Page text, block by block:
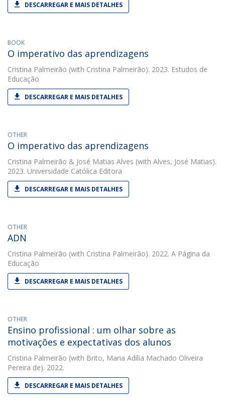
DESCARREGAR E MAIS DETALHES
BOOK
O imperativo das aprendizagens
Cristina Palmeirão (with Cristina Palmeirão). 2023. Estudos de
Educação
DESCARREGAR E MAIS DETALHES
OTHER
O imperativo das aprendizagens
Cristina Palmeirão & José Matias Alves (with Alves, José Matias).
2023. Universidade Católica Editora
DESCARREGAR E MAIS DETALHES
OTHER
ADN
Cristina Palmeirão (with Cristina Palmeirão). 2022. A Página da
Educação
DESCARREGAR E MAIS DETALHES
OTHER
Ensino profissional : um olhar sobre as
motivações e expectativas dos alunos
Cristina Palmeirão (with Brito, Maria Adília Machado Oliveira
Pereira de). 2022.
DESCARREGAR E MAIS DETALHES